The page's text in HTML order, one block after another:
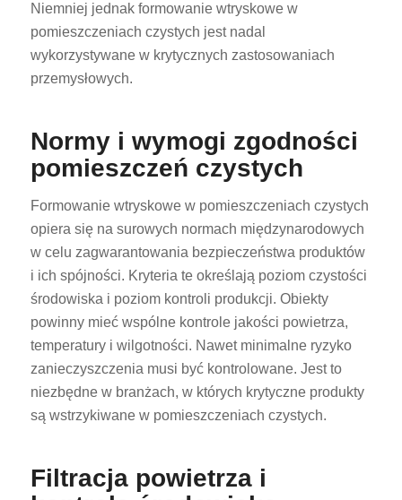
Niemniej jednak formowanie wtryskowe w
pomieszczeniach czystych jest nadal
wykorzystywane w krytycznych zastosowaniach
przemysłowych.
Normy i wymogi zgodności
pomieszczeń czystych
Formowanie wtryskowe w pomieszczeniach czystych
opiera się na surowych normach międzynarodowych
w celu zagwarantowania bezpieczeństwa produktów
i ich spójności. Kryteria te określają poziom czystości
środowiska i poziom kontroli produkcji. Obiekty
powinny mieć wspólne kontrole jakości powietrza,
temperatury i wilgotności. Nawet minimalne ryzyko
zanieczyszczenia musi być kontrolowane. Jest to
niezbędne w branżach, w których krytyczne produkty
są wstrzykiwane w pomieszczeniach czystych.
Filtracja powietrza i